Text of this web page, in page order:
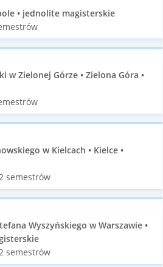
• jednolite magisterskie
w Zielonej Górze • Zielona Góra •
w Kielcach • Kielce •
semestrów
Wyszyńskiego w Warszawie •
semestrów